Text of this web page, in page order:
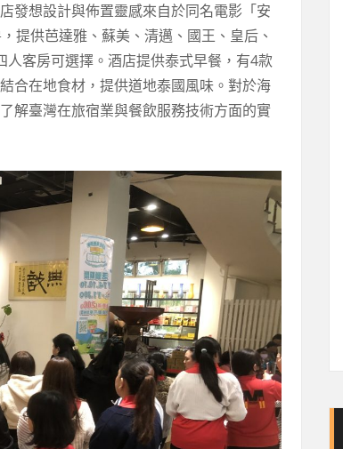
發想設計與佈置靈感來自於同名電影「安
提供芭達雅、蘇美、清邁、國王、皇后、
客房可選擇。酒店提供泰式早餐，有4款
合在地食材，提供道地泰國風味。對於海
解臺灣在旅宿業與餐飲服務技術方面的實